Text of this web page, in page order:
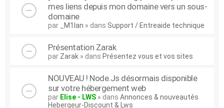
mes liens depuis mon domaine vers un sous-
domaine
par _M1lan » dans Support / Entreaide technique
Présentation Zarak
par Zarak » dans Présentez vous et vos sites
NOUVEAU ! Node.Js désormais disponible
sur votre hébergement web
par Elise - LWS » dans Annonces & nouveautés
Hebergeur-Discount & Lws